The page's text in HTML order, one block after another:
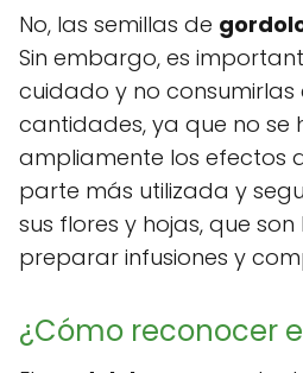
No, las semillas de
Sin embargo, es
cuidado y no
cantidades, ya que no se
ampliamente los efectos
parte más utilizada y
sus flores y hojas, que
preparar infusiones y
¿Cómo reconocer